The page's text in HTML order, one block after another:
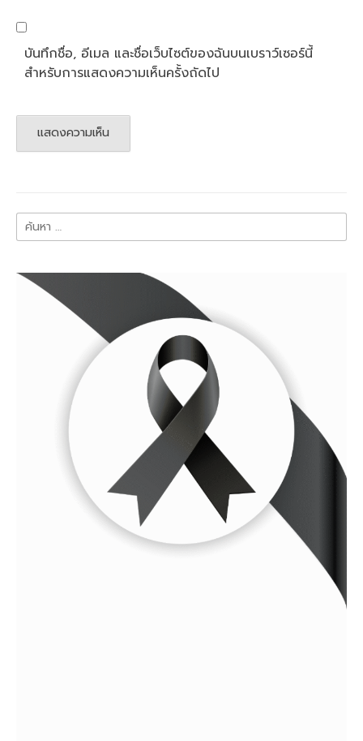
บันทึกชื่อ, อีเมล และชื่อเว็บไซต์ของฉันบนเบราว์เซอร์นี้
สำหรับการแสดงความเห็นครั้งถัดไป
ค้นหา
สำหรับ: